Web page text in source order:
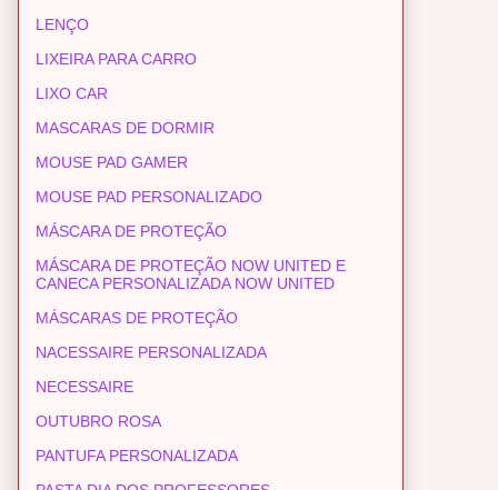
LENÇO
LIXEIRA PARA CARRO
LIXO CAR
MASCARAS DE DORMIR
MOUSE PAD GAMER
MOUSE PAD PERSONALIZADO
MÁSCARA DE PROTEÇÃO
MÁSCARA DE PROTEÇÃO NOW UNITED E
CANECA PERSONALIZADA NOW UNITED
MÁSCARAS DE PROTEÇÃO
NACESSAIRE PERSONALIZADA
NECESSAIRE
OUTUBRO ROSA
PANTUFA PERSONALIZADA